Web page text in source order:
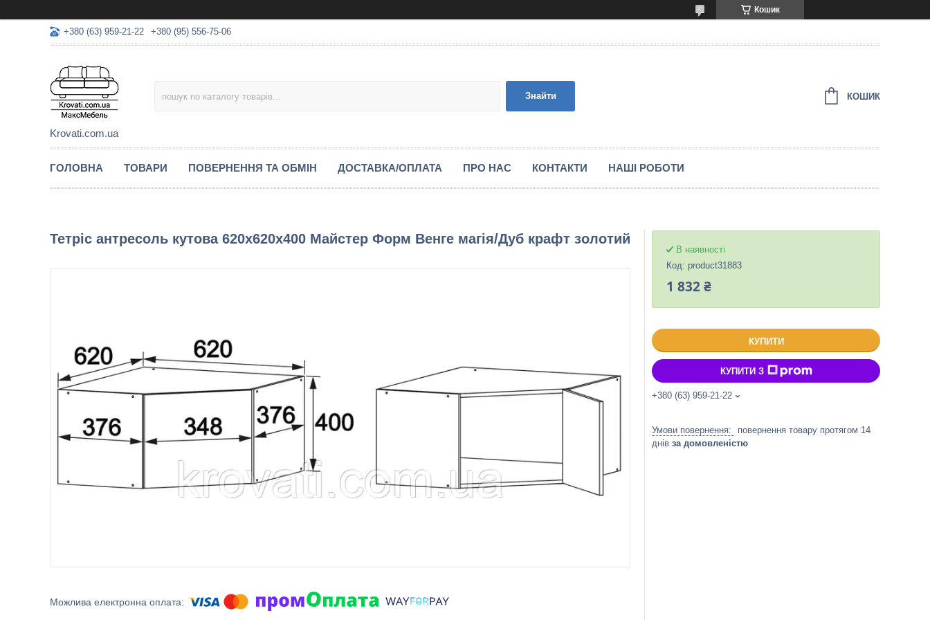
Кошик
+380 (63) 959-21-22 +380 (95) 556-75-06
Krovati.com.ua
Знайти КОШИК
ГОЛОВНА ТОВАРИ ПОВЕРНЕННЯ ТА ОБМІН ДОСТАВКА/ОПЛАТА ПРО НАС КОНТАКТИ НАШІ РОБОТИ
Тетріс антресоль кутова 620х620х400 Майстер Форм Венге магія/Дуб крафт золотий
В наявності
Код: product31883
1 832 ₴
КУПИТИ
КУПИТИ З
+380 (63) 959-21-22
повернення товару протягом 14
днів за домовленістю